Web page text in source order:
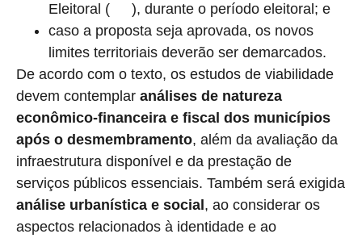
Eleitoral (
), durante o período eleitoral; e
caso a proposta seja aprovada, os novos
limites territoriais deverão ser demarcados.
De acordo com o texto, os estudos de viabilidade
devem contemplar análises de natureza
econômico-financeira e fiscal dos municípios
após o desmembramento, além da avaliação da
infraestrutura disponível e da prestação de
serviços públicos essenciais. Também será exigida
análise urbanística e social , ao considerar os
aspectos relacionados à identidade e ao